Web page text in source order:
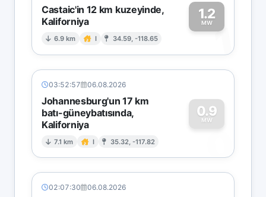
Castaic'in 12 km kuzeyinde,
Kaliforniya
6.9 km I 34.59, -118.65
1.2
MW1
03:52:57 06.08.2026
Johannesburg'un 17 km
batı-güneybatısında,
Kaliforniya
7.1 km I 35.32, -117.82
0.9
MW
0
02:07:30 06.08.2026